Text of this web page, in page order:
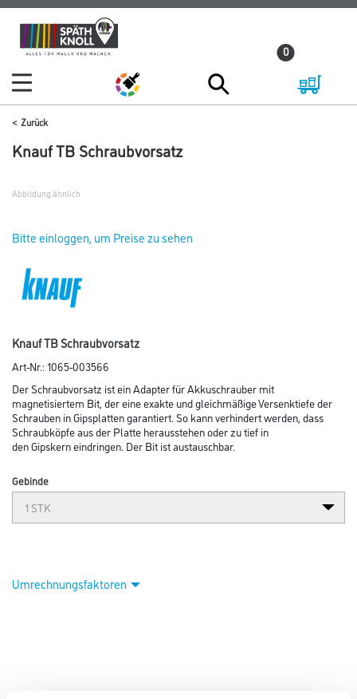
Zum
Inhalt
Zum
Navigationsmenü
0
Zurück
Knauf TB Schraubvorsatz
Abbildung ähnlich
Bitte einloggen, um Preise zu sehen
Knauf TB Schraubvorsatz
Art-Nr.:1065-003566
Der Schraubvorsatz ist ein Adapter für Akkuschrauber mit
magnetisiertem Bit, der eine exakte und gleichmäßige Versenktiefe der
Schrauben in Gipsplatten garantiert. So kann verhindert werden, dass
Schraubköpfe aus der Platte herausstehen oder zu tief in
den Gipskern eindringen. Der Bit ist austauschbar.
Gebinde
Umrechnungsfaktoren